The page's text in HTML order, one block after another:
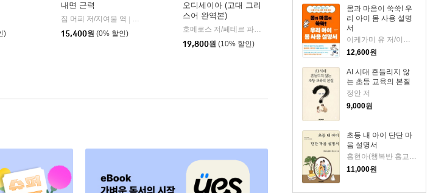
몸과 마음이 쑥쑥! 우
리 아이 몸 사용 설명
서
이케가미 유 저/이정현 역
12,600원
AI 시대 흔들리지 않
는 초등 교육의 본질
정안 저
9,000원
초등 내 아이 단단 마
음 설명서
11,000원
)
내면 근력
짐 머피 저/지여울 역
윌북(willbook)
15,400원 (0% 할인)
오디세이아 (고대 그리
스어 완역본)
호메로스 저/페테르 파울 루벤스 그림/박문재 역 |
현대지성
19,800원 (10% 할인)